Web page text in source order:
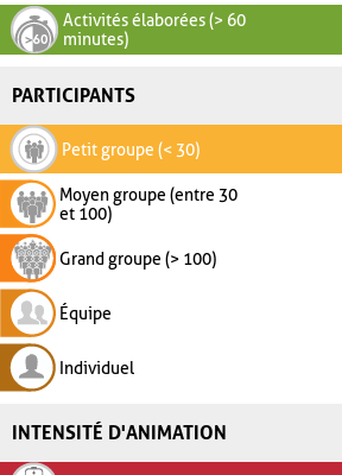
Activités élaborées (> 60
minutes)
PARTICIPANTS
Petit groupe (< 30)
Moyen groupe (entre 30
et 100)
Grand groupe (> 100)
Équipe
Individuel
INTENSITÉ D'ANIMATION